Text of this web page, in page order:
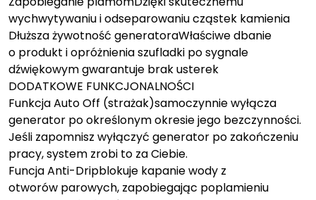
wychwytywaniu i odseparowaniu cząstek kamienia
Dłuższa żywotność generatoraWłaściwe dbanie
o produkt i opróżnienia szufladki po sygnale
dźwiękowym gwarantuje brak usterek
DODATKOWE FUNKCJONALNOŚCI
Funkcja Auto Off (strażak)samoczynnie wyłącza
generator po określonym okresie jego bezczynności.
Jeśli zapomnisz wyłączyć generator po zakończeniu
pracy, system zrobi to za Ciebie.
Funcja Anti-Dripblokuje kapanie wody z
otworów parowych, zapobiegając poplamieniu